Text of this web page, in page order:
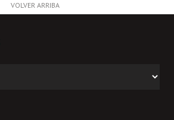
VOLVER ARRIBA